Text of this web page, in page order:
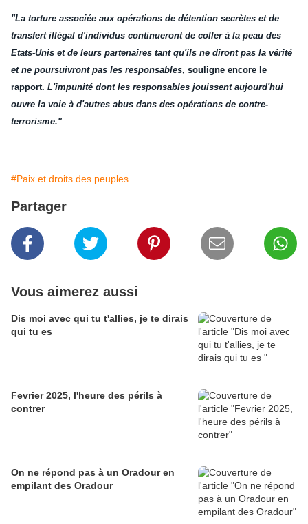
"La torture associée aux opérations de détention secrètes et de
transfert illégal d'individus continueront de collerà la peau des
Etats-Unis et de leurs partenaires tant qu'ils ne diront pas la vérité
et ne poursuivront pas les responsables, souligne encore le
rapport. L'impunité dont les responsables jouissent aujourd'hui
ouvre la voie à d'autres abus dans des opérations de contre-
terrorisme."
#Paix et droits des peuples
Partager
Vous aimerez aussi
Dis moi avec qui tu t'allies, je te dirais
qui tu es
Fevrier 2025, l'heure des périls à
contrer
On ne répond pas à un Oradour en
empilant des Oradour